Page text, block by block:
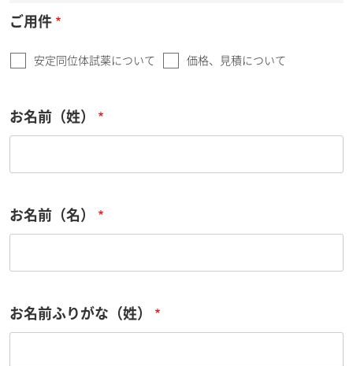
ご用件
安定同位体試薬について 価格、見積について
お名前（姓）
お名前（名）
お名前ふりがな（姓）